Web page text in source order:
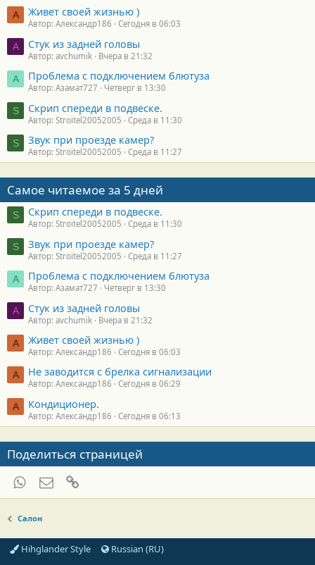
А Живет своей жизнью )
Автор: Александр186 Сегодня в 06:03
A Стук из задней головы
Автор: avchumik Вчера в 21:32
А Проблема с подключением блютуза
Автор: Азамат727 Четверг в 13:30
S Скрип спереди в подвеске.
Автор: Stroitel20052005 Среда в 11:30
S Звук при проезде камер?
Автор: Stroitel20052005 Среда в 11:27
Самое читаемое за 5 дней
S Скрип спереди в подвеске.
Автор: Stroitel20052005 Среда в 11:30
S Звук при проезде камер?
Автор: Stroitel20052005 Среда в 11:27
А Проблема с подключением блютуза
Автор: Азамат727 Четверг в 13:30
A Стук из задней головы
Автор: avchumik Вчера в 21:32
А Живет своей жизнью )
Автор: Александр186 Сегодня в 06:03
А Не заводится с брелка сигнализации
Автор: Александр186 Сегодня в 06:29
А Кондиционер.
Автор: Александр186 Сегодня в 06:13
Поделиться страницей
WhatsAppЭлектронная почта
Салон
Hihglander Style
Russian (RU)